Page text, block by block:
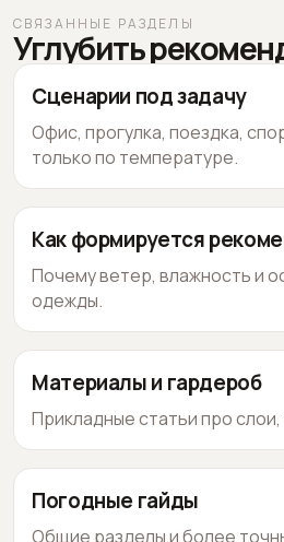
СВЯЗАННЫЕ РАЗДЕЛЫ
Углубить
Сценарии под задачу
Офис, прогулка, поездка,
только по температуре.
Как формируется
Почему ветер, влажность и
одежды.
Материалы и гардероб
Прикладные статьи про слои,
Погодные гайды
Общие разделы и более